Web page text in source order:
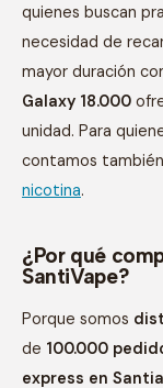
quienes buscan
necesidad de
mayor duración
Galaxy 18.000
unidad. Para
contamos
nicotina.
¿Por qué
SantiVape?
Porque somos
de 100.000
express en